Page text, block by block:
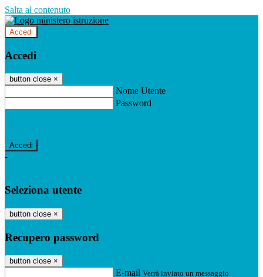
Salta al contenuto
Accedi
Accedi
button close ×
Nome Utente
Password
-
Seleziona utente
button close ×
Recupero password
button close ×
E-mail Verrà inviato un messaggio